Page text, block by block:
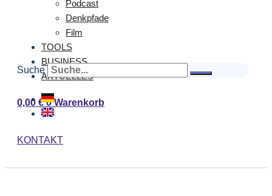
Podcast
Denkpfade
Film
TOOLS
BUSINESS
AKTUELLES
Suche
0,00 € 0 Warenkorb
KONTAKT